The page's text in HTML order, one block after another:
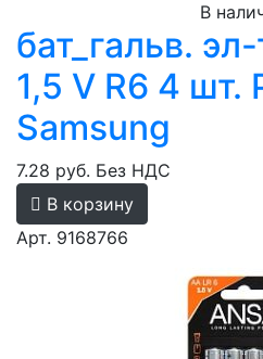
В
бат_гальв.
1,5 V R6 4 шт.
Samsung
7.28 руб. Без НДС
В корзину
Арт. 9168766